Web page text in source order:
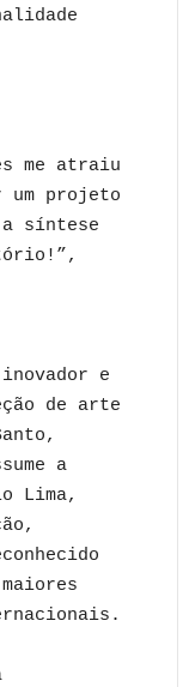
me atraiu
um projeto
síntese
e
de arte
a
Lima,